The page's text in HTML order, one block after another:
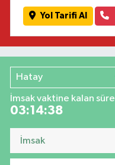
Yol Tarifi Al
Hatay
İmsak vaktine kalan süre
03:14:37
İmsak